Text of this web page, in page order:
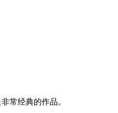
常经典的作品。